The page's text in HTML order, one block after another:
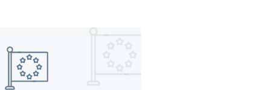
Imagen
Imagen